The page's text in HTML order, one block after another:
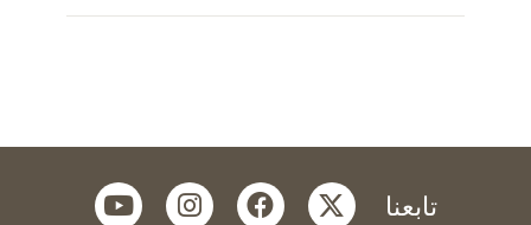
تابعنا twitter
facebook
instagram
youtube